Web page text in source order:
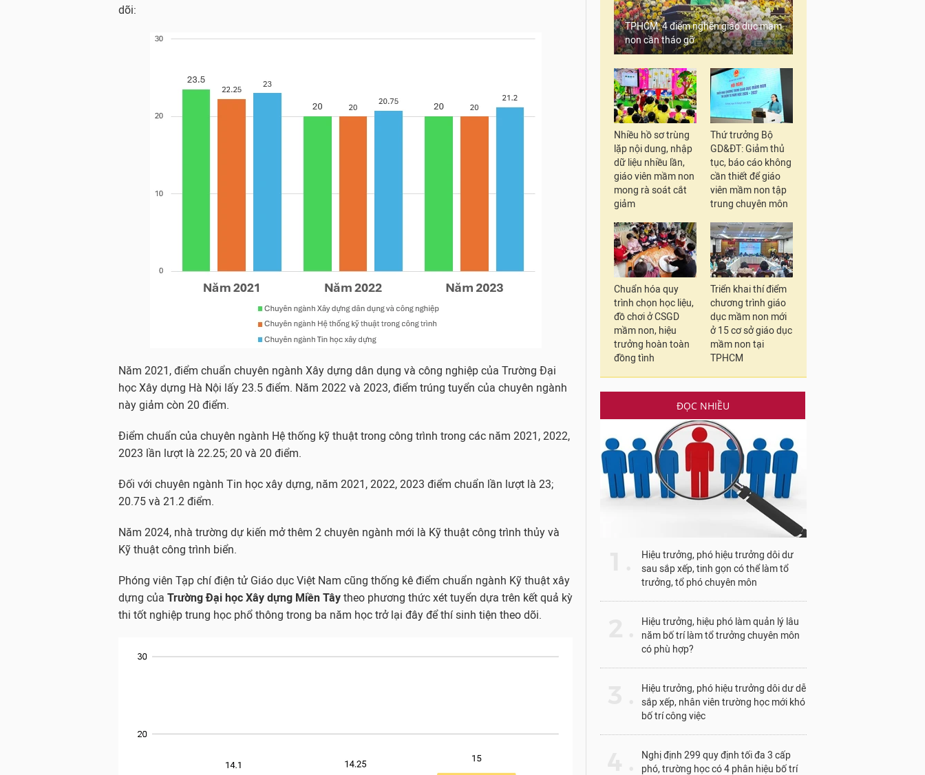
dõi:
Năm 2021, điểm chuẩn chuyên ngành Xây dựng dân dụng và công nghiệp của Trường Đại
học Xây dựng Hà Nội lấy 23.5 điểm. Năm 2022 và 2023, điểm trúng tuyển của chuyên ngành
này giảm còn 20 điểm.
Điểm chuẩn của chuyên ngành Hệ thống kỹ thuật trong công trình trong các năm 2021, 2022,
2023 lần lượt là 22.25; 20 và 20 điểm.
Đối với chuyên ngành Tin học xây dựng, năm 2021, 2022, 2023 điểm chuẩn lần lượt là 23;
20.75 và 21.2 điểm.
Năm 2024, nhà trường dự kiến mở thêm 2 chuyên ngành mới là Kỹ thuật công trình thủy và
Kỹ thuật công trình biển.
Phóng viên Tạp chí điện tử Giáo dục Việt Nam cũng thống kê điểm chuẩn ngành Kỹ thuật xây
dựng của Trường Đại học Xây dựng Miền Tây theo phương thức xét tuyển dựa trên kết quả kỳ
thi tốt nghiệp trung học phổ thông trong ba năm học trở lại đây để thí sinh tiện theo dõi.
TPHCM: 4 điểm nghẽn giáo dục mầm
non cần tháo gỡ
Nhiều hồ sơ trùng
lặp nội dung, nhập
dữ liệu nhiều lần,
giáo viên mầm non
mong rà soát cắt
giảm
Thứ trưởng Bộ
GD&ĐT: Giảm thủ
tục, báo cáo không
cần thiết để giáo
viên mầm non tập
trung chuyên môn
Chuẩn hóa quy
trình chọn học liệu,
đồ chơi ở CSGD
mầm non, hiệu
trưởng hoàn toàn
đồng tình
Triển khai thí điểm
chương trình giáo
dục mầm non mới
ở 15 cơ sở giáo dục
mầm non tại
TPHCM
ĐỌC NHIỀU
Hiệu trưởng, phó hiệu trưởng dôi dư
sau sắp xếp, tinh gọn có thể làm tổ
trưởng, tổ phó chuyên môn
Hiệu trưởng, hiệu phó làm quản lý lâu
năm bố trí làm tổ trưởng chuyên môn
có phù hợp?
Hiệu trưởng, phó hiệu trưởng dôi dư dễ
sắp xếp, nhân viên trường học mới khó
bố trí công việc
Nghị định 299 quy định tối đa 3 cấp
phó, trường học có 4 phân hiệu bố trí